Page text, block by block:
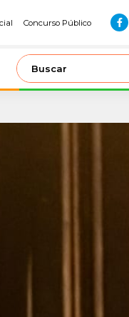
Concurso Público